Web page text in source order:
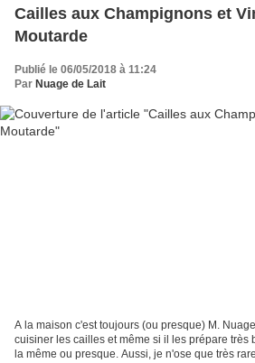
Cailles aux Champignons et
Moutarde
Publié le 06/05/2018 à 11:24
Par Nuage de Lait
A la maison c'est toujours (ou presque) M.
cuisiner les cailles et même si il les prépare très
la même ou presque. Aussi, je n'ose que très